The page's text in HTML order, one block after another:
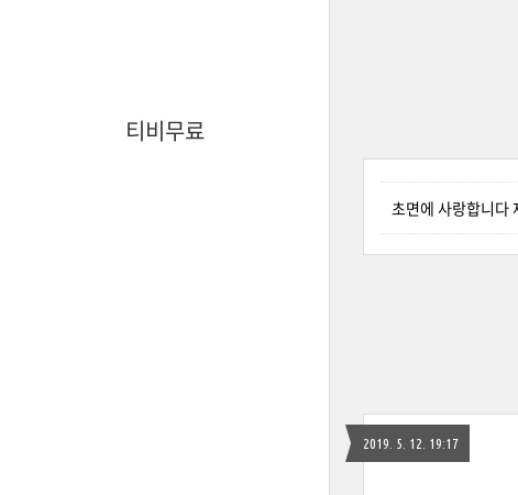
티비무료
초면에 사랑합니다
2019. 5. 12. 19:17